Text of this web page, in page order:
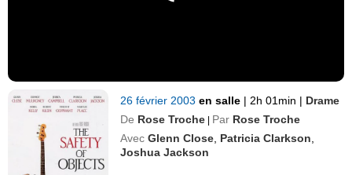
26 février 2003en salle | 2h 01min | Drame
De Rose Troche | Par Rose Troche
Avec Glenn Close Patricia Clarkson
Joshua Jackson